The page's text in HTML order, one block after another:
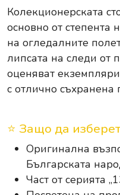
Колекционерската
основно от степента
на огледалните
липсата на следи от
оценяват
с отлично съхранена
⭐ Защо да
Оригинална
Българската
Част от серията